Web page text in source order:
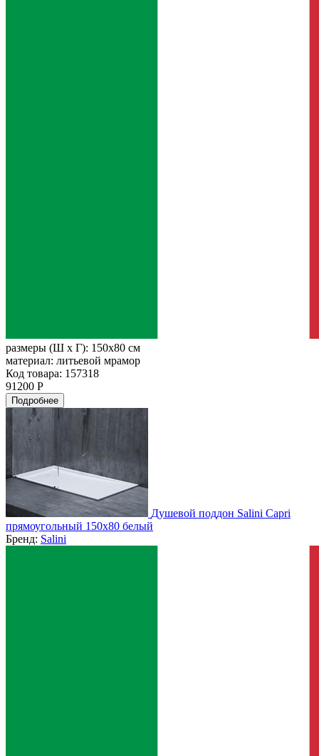
размеры (Ш х Г): 150x80 см
материал: литьевой мрамор
Код товара: 157318
91200 Р
Подробнее
Душевой поддон Salini Capri
прямоугольный 150x80 белый
Бренд: Salini